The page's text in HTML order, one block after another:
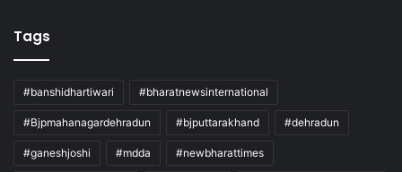
Tags
#banshidhartiwari #bharatnewsinternational
#Bjpmahanagardehradun #bjputtarakhand #dehradun
#ganeshjoshi #mdda #newbharattimes